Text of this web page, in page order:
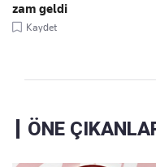
zam geldi
Kaydet
ÖNE